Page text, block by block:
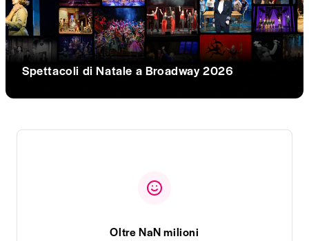
Spettacoli di Natale a Broadway 2026
Oltre NaN milioni